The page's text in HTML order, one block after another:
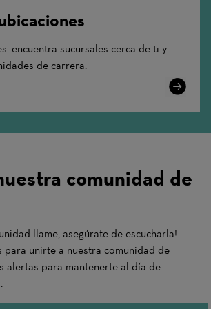
encuentra sucursales cerca de ti y
de carrera.
Learn
comunidad de
llame, asegúrate de escucharla!
para unirte a nuestra comunidad de
alertas para mantenerte al día de